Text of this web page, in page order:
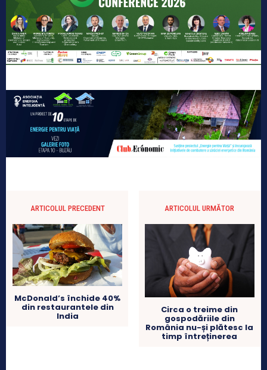
ARTICOLUL PRECEDENT
McDonald’s închide 40%
din restaurantele din
India
ARTICOLUL URMĂTOR
Circa o treime din
gospodăriile din
România nu-și plătesc la
timp întreținerea